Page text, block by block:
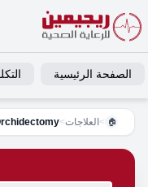
الصفحة الرئيسية
🏠
> العلاجات>